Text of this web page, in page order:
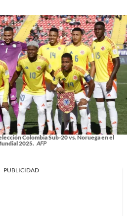
Colombia Sub-20 vs. Noruega en el
2025. AFP
PUBLICIDAD